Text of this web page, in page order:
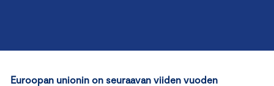
Euroopan unionin on seuraavan viiden vuoden